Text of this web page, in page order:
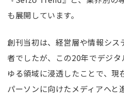
も展開しています。
創刊当初は、経営層や情報シ
者でしたが、この20年でデジ
ゆる領域に浸透したことで、現
パーソンに向けたメディアへと